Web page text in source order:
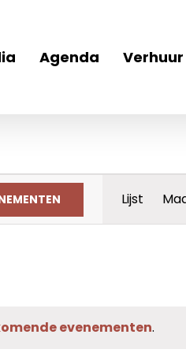
Agenda Verhuur
evenementen.
Lijst